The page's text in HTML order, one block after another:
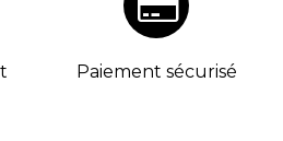
Paiement sécurisé